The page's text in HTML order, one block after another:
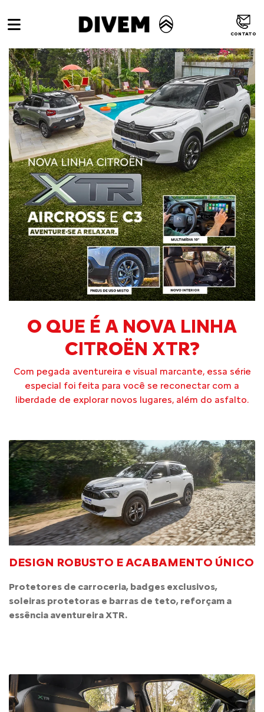
Home
O QUE É A NOVA LINHA
CITROËN XTR?
Com pegada aventureira e visual marcante, essa série
especial foi feita para você se reconectar com a
liberdade de explorar novos lugares, além do asfalto.
DESIGN ROBUSTO E ACABAMENTO ÚNICO
Protetores de carroceria, badges exclusivos,
soleiras protetoras e barras de teto, reforçam a
essência aventureira XTR.
CONTATO